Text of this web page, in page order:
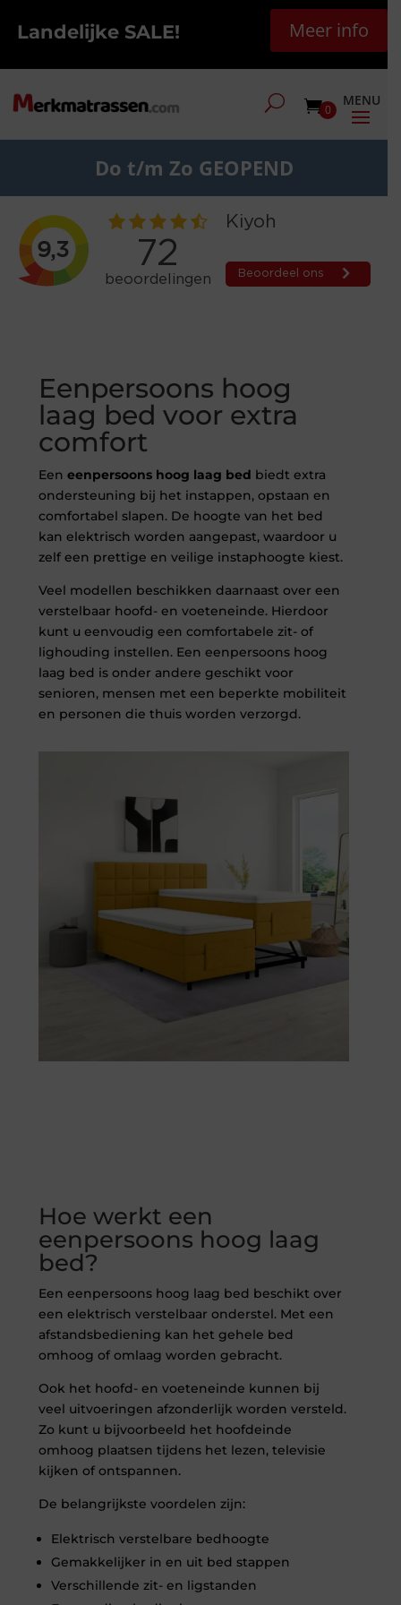
Landelijke SALE! Meer info
0
Do t/m Zo GEOPEND
Eenpersoons hoog
laag bed voor extra
comfort
Eeneenpersoons hoog laag bed biedt extra
ondersteuning bij het instappen, opstaan en
comfortabel slapen. De hoogte van het bed
kan elektrisch worden aangepast, waardoor u
zelf een prettige en veilige instaphoogte kiest.
Veel modellen beschikken daarnaast over een
verstelbaar hoofd- en voeteneinde. Hierdoor
kunt u eenvoudig een comfortabele zit- of
lighouding instellen. Een eenpersoons hoog
laag bed is onder andere geschikt voor
senioren, mensen met een beperkte mobiliteit
en personen die thuis worden verzorgd.
Hoe werkt een
eenpersoons hoog laag
bed?
Een eenpersoons hoog laag bed beschikt over
een elektrisch verstelbaar onderstel. Met een
afstandsbediening kan het gehele bed
omhoog of omlaag worden gebracht.
Ook het hoofd- en voeteneinde kunnen bij
veel uitvoeringen afzonderlijk worden versteld.
Zo kunt u bijvoorbeeld het hoofdeinde
omhoog plaatsen tijdens het lezen, televisie
kijken of ontspannen.
De belangrijkste voordelen zijn:
Elektrisch verstelbare bedhoogte
Gemakkelijker in en uit bed stappen
Verschillende zit- en ligstanden